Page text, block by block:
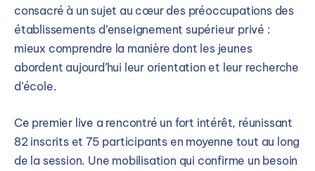
consacré à un sujet au cœur des préoccupations des
établissements d’enseignement supérieur privé :
mieux comprendre la manière dont les jeunes
abordent aujourd’hui leur orientation et leur recherche
d’école.
Ce premier live a rencontré un fort intérêt, réunissant
82 inscrits et 75 participants en moyenne tout au long
de la session. Une mobilisation qui confirme un besoin